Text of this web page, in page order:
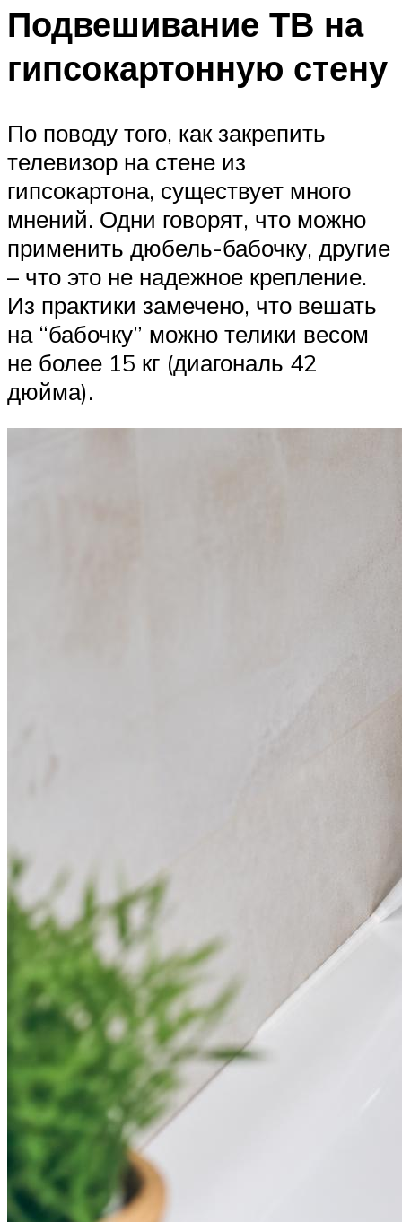
Подвешивание ТВ на
гипсокартонную стену
По поводу того, как закрепить
телевизор на стене из
гипсокартона, существует много
мнений. Одни говорят, что можно
применить дюбель-бабочку, другие
– что это не надежное крепление.
Из практики замечено, что вешать
на “бабочку” можно телики весом
не более 15 кг (диагональ 42
дюйма).